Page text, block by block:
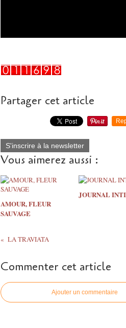
Partager cet article
S'inscrire à la newsletter
Vous aimerez aussi :
AMOUR, FLEUR
SAUVAGE
JOURNAL
LA TRAVIATA
Commenter cet article
Ajouter un commentaire